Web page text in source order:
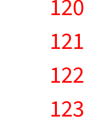
120
121
122
123